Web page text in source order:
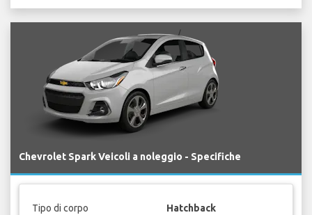
Chevrolet Spark Veicoli a noleggio - Specifiche
Tipo di corpo Hatchback